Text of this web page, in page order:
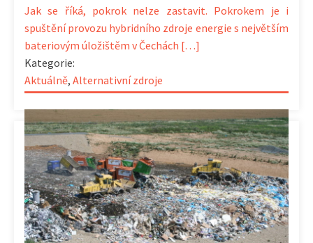
Jak se říká, pokrok nelze zastavit. Pokrokem je i
spuštění provozu hybridního zdroje energie s největším
bateriovým úložištěm v Čechách […]
Kategorie:
Aktuálně, Alternativní zdroje